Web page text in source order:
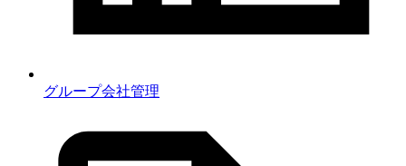
グループ会社管理